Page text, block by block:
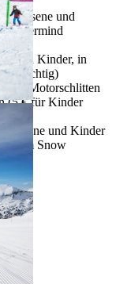
und
Mastermind
und Kinder, in
dem Motorschlitten
(5 € für Kinder
und Kinder
vom Snow